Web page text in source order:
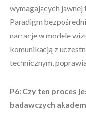
wymagających jawnej
Paradigm
narracje w modele
komunikacją z
technicznym,
P6: Czy ten proces
badawczych